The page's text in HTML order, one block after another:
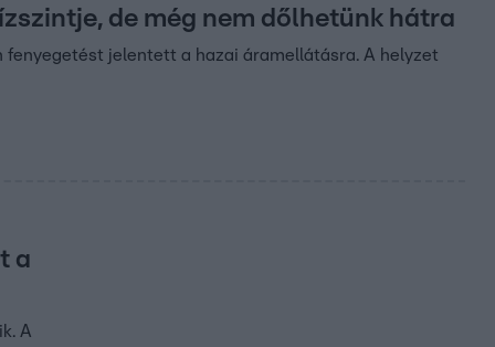
de még nem dőlhetünk hátra
fenyegetést jelentett a hazai áramellátásra. A helyzet
a
A